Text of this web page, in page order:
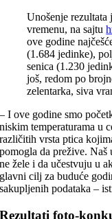
Unošenje rezultata
vremenu, na sajtu
ove godine
(1.684 jedinke),
senica (1.230
još, redom po
zelentarka, siva
– I ove godine smo
niskim temperaturama u
različitih vrsta ptica
pomogla da prežive.
ne žele i da učestvuju u
glavni cilj za buduće
sakupljenih podataka –
Rezultati foto-